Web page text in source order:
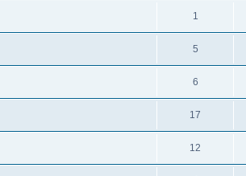
1
5
6
17
12